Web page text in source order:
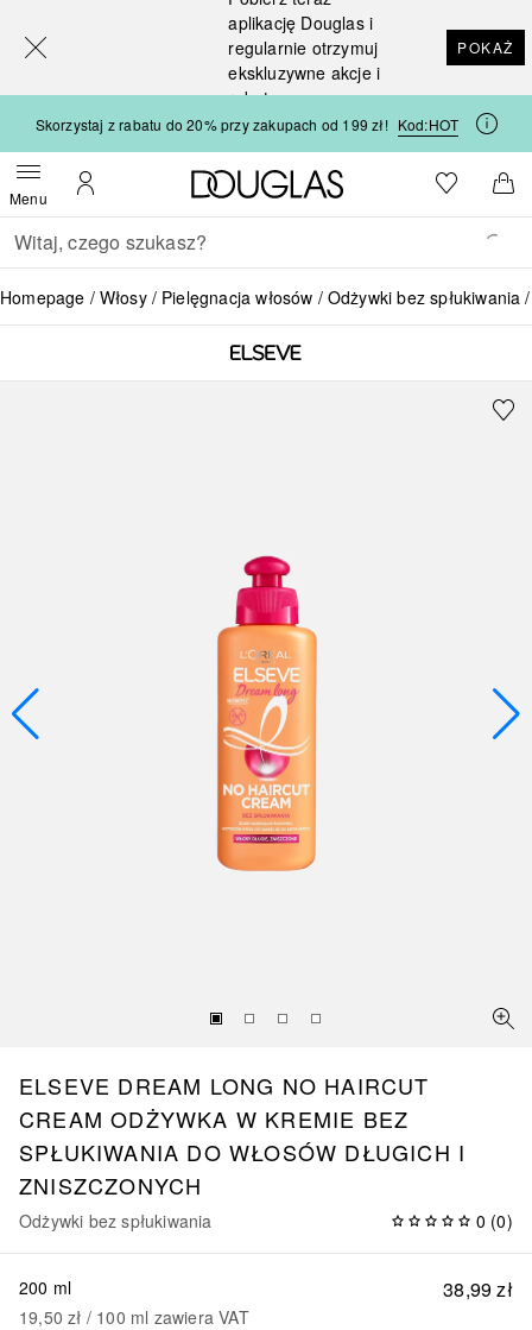
aplikację Douglas i
regularnie otrzymuj
ekskluzywne akcje i
rabaty
POKAŻ
Skorzystaj z rabatu do 20% przy zakupach od 199 zł! Kod:HOT
MenuOtwórz menuMoje konto
Strona główna Douglas
Do listyDo
Wracać
Wykonaj wyszukiwanie
Homepage Włosy Pielęgnacja włosów Odżywki bez spłukiwania
ELSEVE DREAM LONG NO HAIRCUT
CREAM ODŻYWKA W KREMIE BEZ
SPŁUKIWANIA DO WŁOSÓW DŁUGICH I
ZNISZCZONYCH
Odżywki bez spłukiwania 0 (0)
38,99 zł
200 ml
19,50 zł / 100 ml zawiera VAT
[navigation.slideout.screenreader]